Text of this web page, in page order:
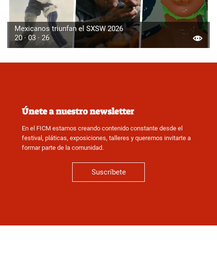
Mexicanos triunfan el SXSW 2026
20 · 03 · 26
Únete a nuestro newsletter
En el FICM estamos creando contenido constante desde el
festival, pláticas, exposiciones, talleres y queremos invitarte a
formar parte de la comunidad.
Suscríbete